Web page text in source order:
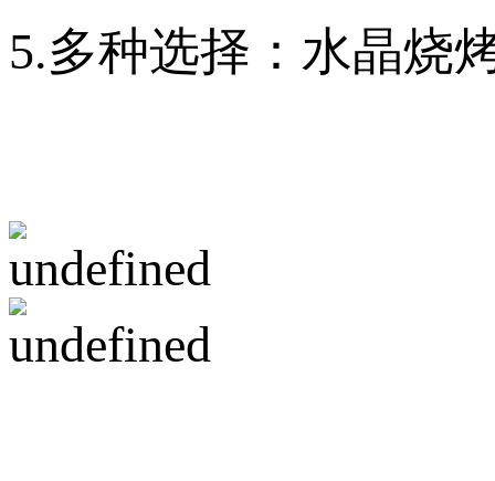
5.多种选择：水晶烧